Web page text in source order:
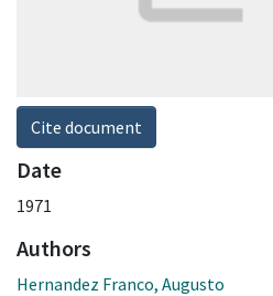
Cite document
Date
1971
Authors
Hernandez Franco, Augusto